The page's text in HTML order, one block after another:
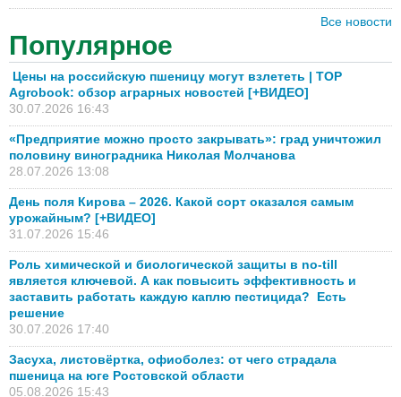
Все новости
Популярное
Цены на российскую пшеницу могут взлететь | TOP
Agrobook: обзор аграрных новостей [+ВИДЕО]
30.07.2026 16:43
«Предприятие можно просто закрывать»: град уничтожил
половину виноградника Николая Молчанова
28.07.2026 13:08
День поля Кирова – 2026. Какой сорт оказался самым
урожайным? [+ВИДЕО]
31.07.2026 15:46
Роль химической и биологической защиты в no-till
является ключевой. А как повысить эффективность и
заставить работать каждую каплю пестицида? Есть
решение
30.07.2026 17:40
Засуха, листовёртка, офиоболез: от чего страдала
пшеница на юге Ростовской области
05.08.2026 15:43